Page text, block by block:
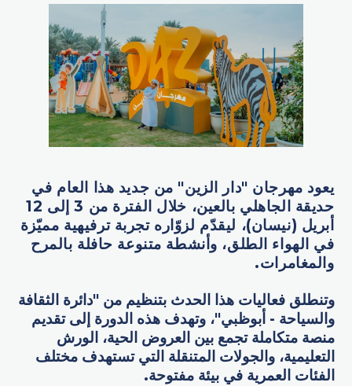
يعود مهرجان "دار الزين" من جديد هذا العام في
حديقة الجاهلي بالعين، خلال الفترة من 3 إلى 12
أبريل (نيسان)، ليقدّم لزوّاره تجربة ترفيهية مميّزة
في الهواء الطلق، وأنشطة متنوعة حافلة بالمرح
والمغامرات.
وتنطلق فعاليات هذا الحدث بتنظيم من "دائرة الثقافة
والسياحة - أبوظبي"، وتهدف هذه الدورة إلى تقديم
منصة متكاملة تجمع بين العروض الحية، الورش
التعليمية، والجولات المتنقلة التي تستهدف مختلف
الفئات العمرية في بيئة مفتوحة.